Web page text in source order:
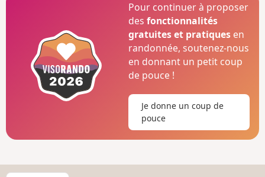
Pour continuer à proposer
desfonctionnalités
gratuites et pratiques en
randonnée, soutenez-nous
en donnant un petit coup
de pouce !
Je donne un coup de
pouce